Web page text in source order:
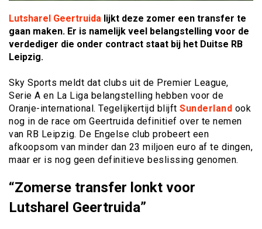
Lutsharel Geertruida lijkt deze zomer een transfer te
gaan maken. Er is namelijk veel belangstelling voor de
verdediger die onder contract staat bij het Duitse RB
Leipzig.
Sky Sports meldt dat clubs uit de Premier League,
Serie A en La Liga belangstelling hebben voor de
Oranje-international. Tegelijkertijd blijft Sunderland ook
nog in de race om Geertruida definitief over te nemen
van RB Leipzig. De Engelse club probeert een
afkoopsom van minder dan 23 miljoen euro af te dingen,
maar er is nog geen definitieve beslissing genomen.
“Zomerse transfer lonkt voor
Lutsharel Geertruida”